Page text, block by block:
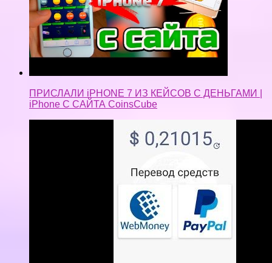
ПРИСЛАЛИ iPHONE 7 ИЗ КЕЙСОВ С ДЕНЬГАМИ |
iPhone С САЙТА CoinsCube